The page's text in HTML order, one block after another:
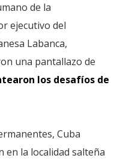
de la
ejecutivo del
Labanca,
una pantallazo de
los desafíos de
Cuba
en la localidad salteña